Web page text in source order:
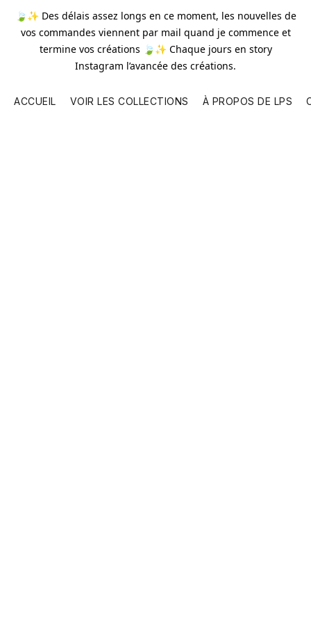
🍃✨ Des délais assez longs en ce moment, les nouvelles de
vos commandes viennent par mail quand je commence et
termine vos créations 🍃✨ Chaque jours en story
Instagram l’avancée des créations.
ACCUEIL VOIR LES COLLECTIONS À PROPOS DE LPS